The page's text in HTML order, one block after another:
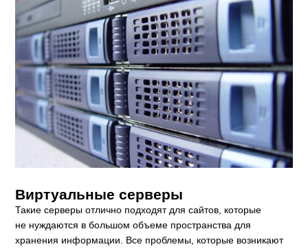
Виртуальные серверы
Такие серверы отлично подходят для сайтов, которые
не нуждаются в большом объеме пространства для
хранения информации. Все проблемы, которые возникают